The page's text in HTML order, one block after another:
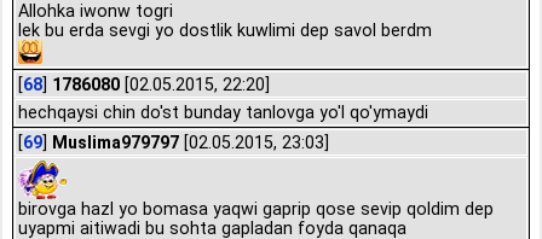
Allohka iwonw togri
lek bu erda sevgi yo dostlik kuwlimi dep savol berdm
[68] 1786080 [02.05.2015, 22:20]
hechqaysi chin do'st bunday tanlovga yo'l qo'ymaydi
[69] Muslima979797 [02.05.2015, 23:03]
birovga hazl yo bomasa yaqwi gaprip qose sevip qoldim dep
uyapmi aitiwadi bu sohta gapladan foyda qanaqa